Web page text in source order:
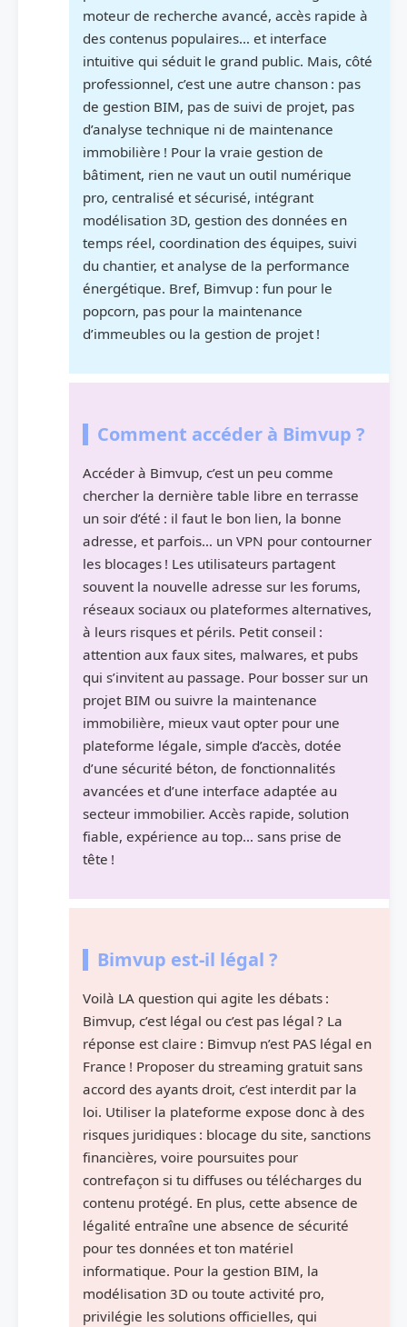
moteur de recherche avancé, accès rapide à
des contenus populaires… et interface
intuitive qui séduit le grand public. Mais, côté
professionnel, c’est une autre chanson : pas
de gestion BIM, pas de suivi de projet, pas
d’analyse technique ni de maintenance
immobilière ! Pour la vraie gestion de
bâtiment, rien ne vaut un outil numérique
pro, centralisé et sécurisé, intégrant
modélisation 3D, gestion des données en
temps réel, coordination des équipes, suivi
du chantier, et analyse de la performance
énergétique. Bref, Bimvup : fun pour le
popcorn, pas pour la maintenance
d’immeubles ou la gestion de projet !
Comment accéder à Bimvup ?
Accéder à Bimvup, c’est un peu comme
chercher la dernière table libre en terrasse
un soir d’été : il faut le bon lien, la bonne
adresse, et parfois… un VPN pour contourner
les blocages ! Les utilisateurs partagent
souvent la nouvelle adresse sur les forums,
réseaux sociaux ou plateformes alternatives,
à leurs risques et périls. Petit conseil :
attention aux faux sites, malwares, et pubs
qui s’invitent au passage. Pour bosser sur un
projet BIM ou suivre la maintenance
immobilière, mieux vaut opter pour une
plateforme légale, simple d’accès, dotée
d’une sécurité béton, de fonctionnalités
avancées et d’une interface adaptée au
secteur immobilier. Accès rapide, solution
fiable, expérience au top… sans prise de
tête !
Bimvup est-il légal ?
Voilà LA question qui agite les débats :
Bimvup, c’est légal ou c’est pas légal ? La
réponse est claire : Bimvup n’est PAS légal en
France ! Proposer du streaming gratuit sans
accord des ayants droit, c’est interdit par la
loi. Utiliser la plateforme expose donc à des
risques juridiques : blocage du site, sanctions
financières, voire poursuites pour
contrefaçon si tu diffuses ou télécharges du
contenu protégé. En plus, cette absence de
légalité entraîne une absence de sécurité
pour tes données et ton matériel
informatique. Pour la gestion BIM, la
modélisation 3D ou toute activité pro,
privilégie les solutions officielles, qui